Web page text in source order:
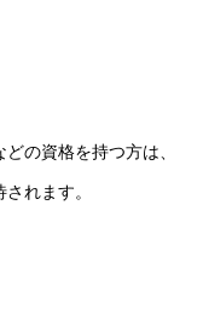
の資格を持つ方は、
れます。